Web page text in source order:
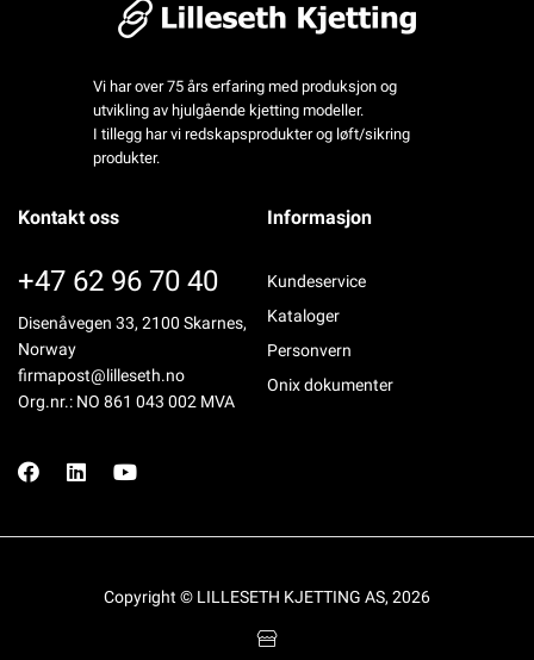
Vi har over 75 års erfaring med produksjon og
utvikling av hjulgående kjetting modeller.
I tillegg har vi redskapsprodukter og løft/sikring
produkter.
Kontakt oss
+47 62 96 70 40
Disenåvegen 33, 2100 Skarnes,
Norway
firmapost@lilleseth.no
Org.nr.: NO 861 043 002 MVA
Informasjon
Kundeservice
Kataloger
Personvern
Onix dokumenter
Copyright © LILLESETH KJETTING AS, 2026